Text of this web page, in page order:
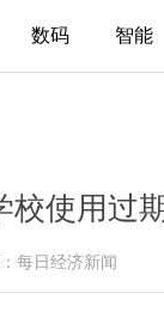
数码 智能
使用过
每日经济新闻